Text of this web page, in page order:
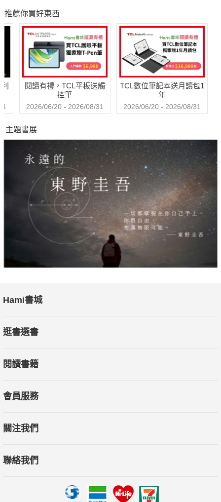
推薦你買好東西
閱讀有禮，TCL平板送觸
控筆
2026/06/20 - 2026/08/31
TCL數位筆記本送月讀包1
年
2026/06/20 - 2026/08/31
主題書展
Hami書城
逛書選書
閱讀書籍
會員服務
關注我們
聯絡我們